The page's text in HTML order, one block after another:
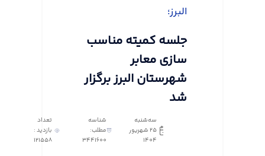
البرز؛
جلسه کمیته مناسب
سازی معابر
شهرستان البرز برگزار
شد
سه‌شنبه
25 شهریور
1404
شناسه
مطلب:
3441600
تعداد
بازدید :
121558